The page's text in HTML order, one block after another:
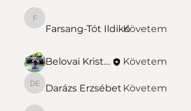
Farsang-Tót Ildikó
Farsang-Tót IldikóKövetem
Belovai Kristóf Sportedző Követem
Darázs Erzsébet
Darázs Erzsébet Követem